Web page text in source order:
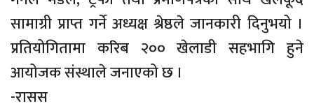
सामाग्री प्राप्त गर्ने अध्यक्ष श्रेष्ठले जानकारी दिनुभयो ।
प्रतियोगितामा करिब २०० खेलाडी सहभागि हुने
आयोजक संस्थाले जनाएको छ ।
-रासस